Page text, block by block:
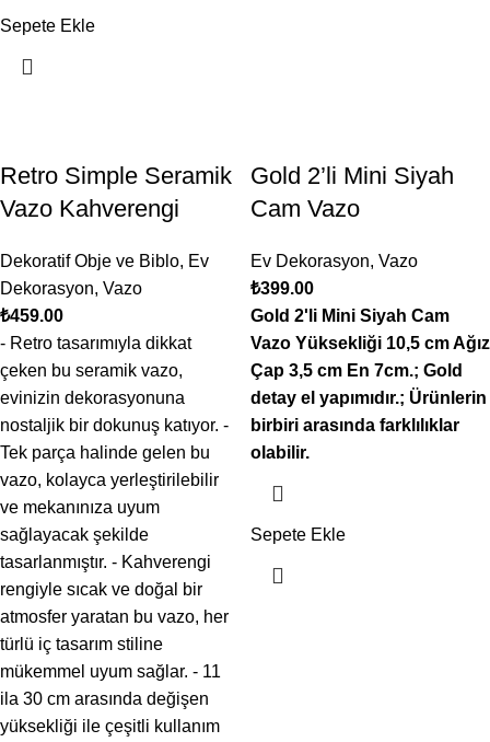
Sepete Ekle
Retro Simple Seramik
Vazo Kahverengi
Dekoratif Obje ve Biblo, Ev
Dekorasyon, Vazo
₺459.00
- Retro tasarımıyla dikkat
çeken bu seramik vazo,
evinizin dekorasyonuna
nostaljik bir dokunuş katıyor. -
Tek parça halinde gelen bu
vazo, kolayca yerleştirilebilir
ve mekanınıza uyum
sağlayacak şekilde
tasarlanmıştır. - Kahverengi
rengiyle sıcak ve doğal bir
atmosfer yaratan bu vazo, her
türlü iç tasarım stiline
mükemmel uyum sağlar. - 11
ila 30 cm arasında değişen
yüksekliği ile çeşitli kullanım
Gold 2’li Mini Siyah
Cam Vazo
Ev Dekorasyon, Vazo
₺399.00
Gold 2'li Mini Siyah Cam
Vazo Yüksekliği 10,5 cm Ağız
Çap 3,5 cm En 7cm.; Gold
detay el yapımıdır.; Ürünlerin
birbiri arasında farklılıklar
olabilir.
Sepete Ekle